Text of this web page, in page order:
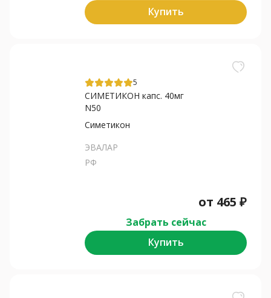
Купить
5
СИМЕТИКОН капс. 40мг
N50
Симетикон
ЭВАЛАР
РФ
от 465 ₽
Забрать сейчас
Купить